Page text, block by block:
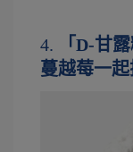
4.
「D-甘
蔓越莓一起